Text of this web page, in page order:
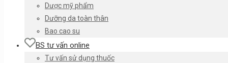
Dược mỹ phẩm
Dưỡng da toàn thân
Bao cao su
BS tư vấn online
Tư vấn sử dụng thuốc